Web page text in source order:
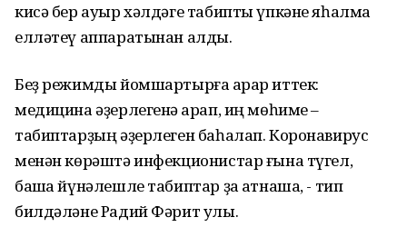
кисә бер ауыр хәлдәге табипты үпкәне яһалма
елләтеү аппаратынан алдыҡ.
Беҙ режимды йомшартырға ҡарар иттек:
медицина әҙерлегенә ҡарап, иң мөһиме –
табиптарҙың әҙерлеген баһалап. Коронавирус
менән көрәштә инфекционистар ғына түгел,
башҡа йүнәлешле табиптар ҙа ҡатнаша, - тип
билдәләне Радий Фәрит улы.